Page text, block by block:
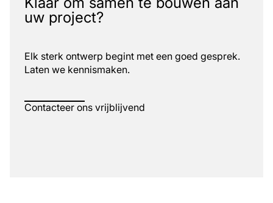
uw project?
Elk sterk ontwerp begint met een goed gesprek.
Laten we kennismaken.
Contacteer ons vrijblijvend